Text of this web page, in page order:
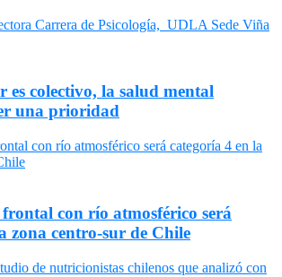
es colectivo, la salud mental
una prioridad
frontal con río atmosférico será
zona centro-sur de Chile